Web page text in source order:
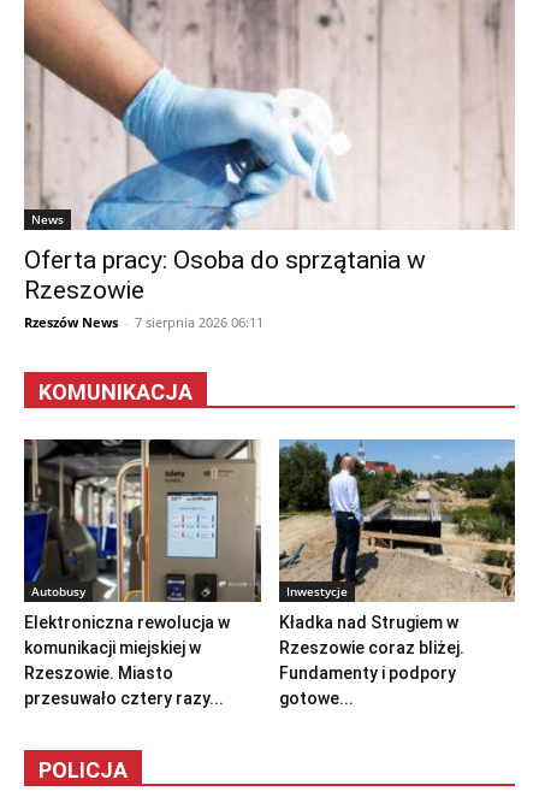
News
Oferta pracy: Osoba do sprzątania w
Rzeszowie
Rzeszów News - 7 sierpnia 2026 06:11
KOMUNIKACJA
Autobusy
Elektroniczna rewolucja w
komunikacji miejskiej w
Rzeszowie. Miasto
przesuwało cztery razy...
Inwestycje
Kładka nad Strugiem w
Rzeszowie coraz bliżej.
Fundamenty i podpory
gotowe...
POLICJA